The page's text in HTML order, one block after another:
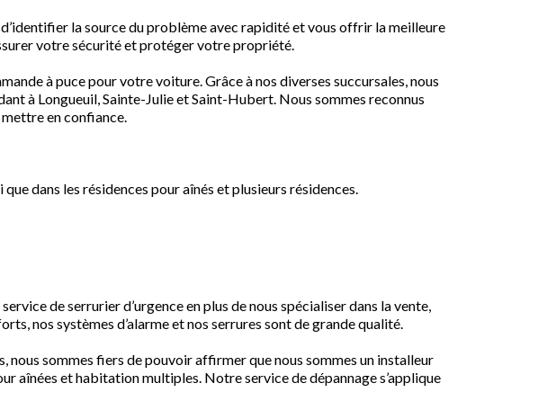
la source du problème avec rapidité et vous offrir la meilleure
votre sécurité et protéger votre propriété.
à puce pour votre voiture. Grâce à nos diverses succursales, nous
à Longueuil, Sainte-Julie et Saint-Hubert. Nous sommes reconnus
en confiance.
dans les résidences pour aînés et plusieurs résidences.
de serrurier d’urgence en plus de nous spécialiser dans la vente,
nos systèmes d’alarme et nos serrures sont de grande qualité.
nous sommes fiers de pouvoir affirmer que nous sommes un installeur
aînées et habitation multiples. Notre service de dépannage s’applique